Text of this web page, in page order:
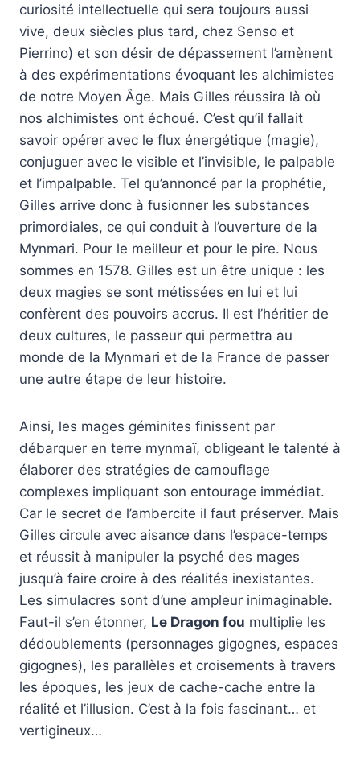
curiosité intellectuelle qui sera toujours aussi
vive, deux siècles plus tard, chez Senso et
Pierrino) et son désir de dépassement l’amènent
à des expérimentations évoquant les alchimistes
de notre Moyen Âge. Mais Gilles réussira là où
nos alchimistes ont échoué. C’est qu’il fallait
savoir opérer avec le flux énergétique (magie),
conjuguer avec le visible et l’invisible, le palpable
et l’impalpable. Tel qu’annoncé par la prophétie,
Gilles arrive donc à fusionner les substances
primordiales, ce qui conduit à l’ouverture de la
Mynmari. Pour le meilleur et pour le pire. Nous
sommes en 1578. Gilles est un être unique : les
deux magies se sont métissées en lui et lui
confèrent des pouvoirs accrus. Il est l’héritier de
deux cultures, le passeur qui permettra au
monde de la Mynmari et de la France de passer
une autre étape de leur histoire.
Ainsi, les mages géminites finissent par
débarquer en terre mynmaï, obligeant le talenté à
élaborer des stratégies de camouflage
complexes impliquant son entourage immédiat.
Car le secret de l’ambercite il faut préserver. Mais
Gilles circule avec aisance dans l’espace-temps
et réussit à manipuler la psyché des mages
jusqu’à faire croire à des réalités inexistantes.
Les simulacres sont d’une ampleur inimaginable.
Faut-il s’en étonner, Le Dragon fou multiplie les
dédoublements (personnages gigognes, espaces
gigognes), les parallèles et croisements à travers
les époques, les jeux de cache-cache entre la
réalité et l’illusion. C’est à la fois fascinant… et
vertigineux…